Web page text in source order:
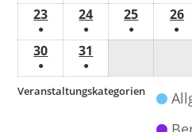
(1
Veranstaltung)
23
Dezember
●
(1
Veranstaltung)
24
Dezember
●
(1
Veranstaltung)
25
Dezember
●
2626.
●
30
Dezember
2024
●
Veranstaltung)
31
2024
●
(1
Veranstaltung)
Veranstaltungskategorien